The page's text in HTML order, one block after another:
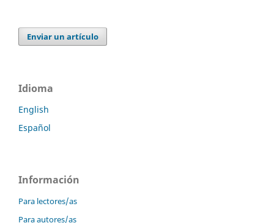
Enviar un artículo
Idioma
English
Español
Información
Para lectores/as
Para autores/as